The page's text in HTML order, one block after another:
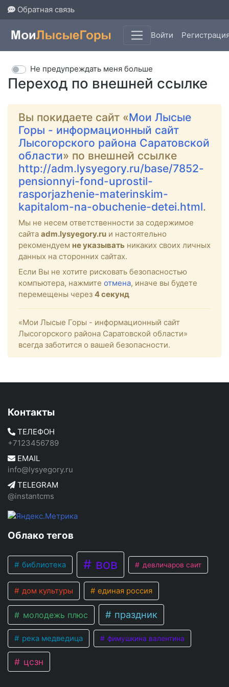
Обратная связь
Войти
Переход по внешней ссылке
Не предупреждать меня больше
Вы покидаете сайт «Мои Лысые
Горы - информационный сайт
Лысогорского района Саратовской
области» по внешней ссылке
http://adm.lysyegory.ru/base/7852-
pensionnyi-fond-uprostil-
rasporjazhenie-materinskim-
kapitalom-na-obuchenie-detei.html.
Мы не несем ответственности за содержимое
сайта adm.lysyegory.ru и настоятельно
рекомендуем не указывать никаких своих личных
данных на сторонних сайтах.
Если Вы не хотите рисковать безопасностью
компьютера, нажмите отмена, иначе вы будете
перемещены через 4секунд
«Мои Лысые Горы - информационный сайт
Лысогорского района Саратовской области»
всегда заботится о вашей безопасности.
Контакты
ТЕЛЕФОН
+7123456789
EMAIL
info@lysyegory.ru
TELEGRAM
@instantcms
Облако тегов
библиотека вов девличаров саит
дом культуры единая россия
молодежь плюс праздник
река медведица фимушкина валентина
цсзн